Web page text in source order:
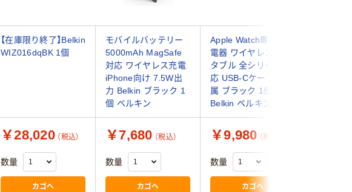
【在庫限り終了】Belkin
WIZ016dqBK 1個
モバイルバッテリー
5000mAh MagSafe
対応 ワイヤレス充電
iPhone向け 7.5W出
力 Belkin ブラック 1
個 ベルキン
Apple Watch専用 充
電器 ワイヤレス ポー
タブル 全シリーズ対
応 USB-Cケーブル付
属 ブラック 1個
Belkin ベルキン
￥28,020 （税込）
数量
カゴへ
￥7,680 （税込）
数量
カゴへ
￥9,980 （税込）
数量
カゴへ